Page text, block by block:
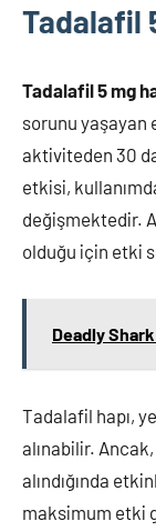
Tadalafil
Tadalafil 5 mg
sorunu yaşayan
aktiviteden 30
etkisi,
değişmektedir.
olduğu için etki
Deadly
Tadalafil hapı,
alınabilir.
alındığında
maksimum etki